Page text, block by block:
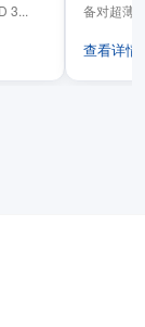
3...
备对超薄
查看详